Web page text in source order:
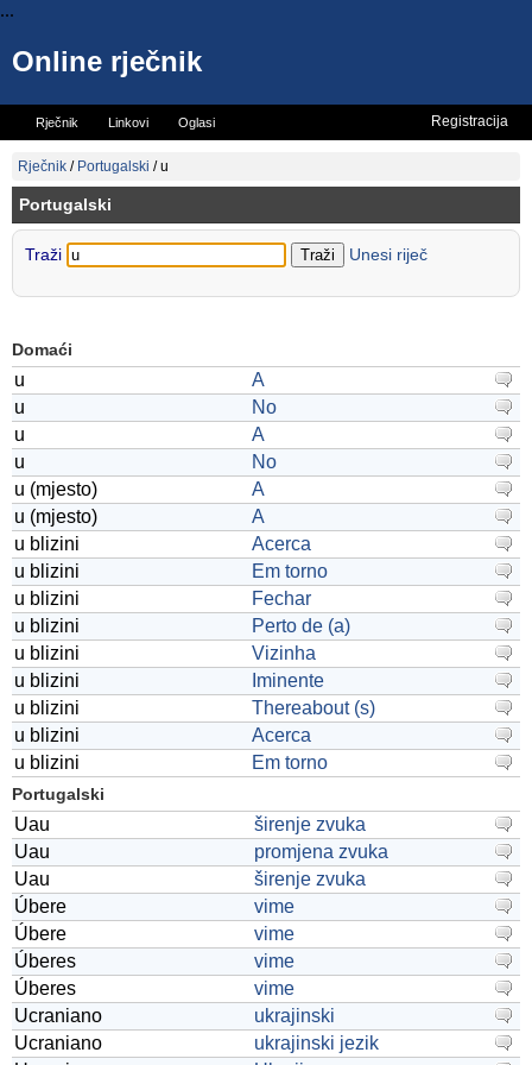
...
Online rječnik
Rječnik Linkovi Oglasi
Vicevi
Registracija
Rječnik / Portugalski /u
Portugalski
Traži Unesi riječ
Domaći
u
A
u
No
u
A
u
No
u (mjesto)
A
u (mjesto)
A
u blizini
Acerca
u blizini
Em torno
u blizini
Fechar
u blizini
Perto de (a)
u blizini
Vizinha
u blizini
Iminente
u blizini
Thereabout (s)
u blizini
Acerca
u blizini
Em torno
Portugalski
Uau
širenje zvuka
Uau
promjena zvuka
Uau
širenje zvuka
Úbere
vime
Úbere
vime
Úberes
vime
Úberes
vime
Ucraniano
ukrajinski
Ucraniano
ukrajinski jezik